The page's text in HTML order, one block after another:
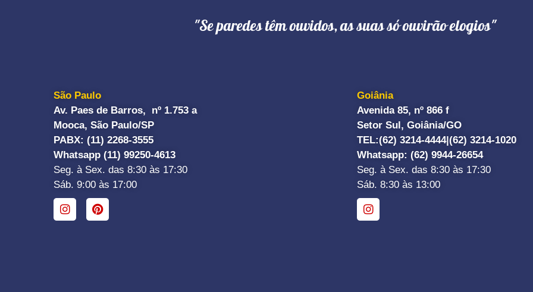
"Se paredes têm ouvidos, as suas só ouvirão elogios"
São Paulo
Av. Paes de Barros, nº 1.753 a
Mooca, São Paulo/SP
PABX: (11) 2268-3555
Whatsapp (11) 99250-4613
Seg. à Sex. das 8:30 às 17:30
Sáb. 9:00 às 17:00
Goiânia
Avenida 85, nº 866 f
Setor Sul, Goiânia/GO
TEL:(62) 3214-4444|(62) 3214-1020
Whatsapp: (62) 9944-26654
Seg. à Sex. das 8:30 às 17:30
Sáb. 8:30 às 13:00